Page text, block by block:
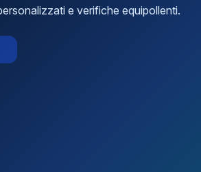
e verifiche equipollenti.